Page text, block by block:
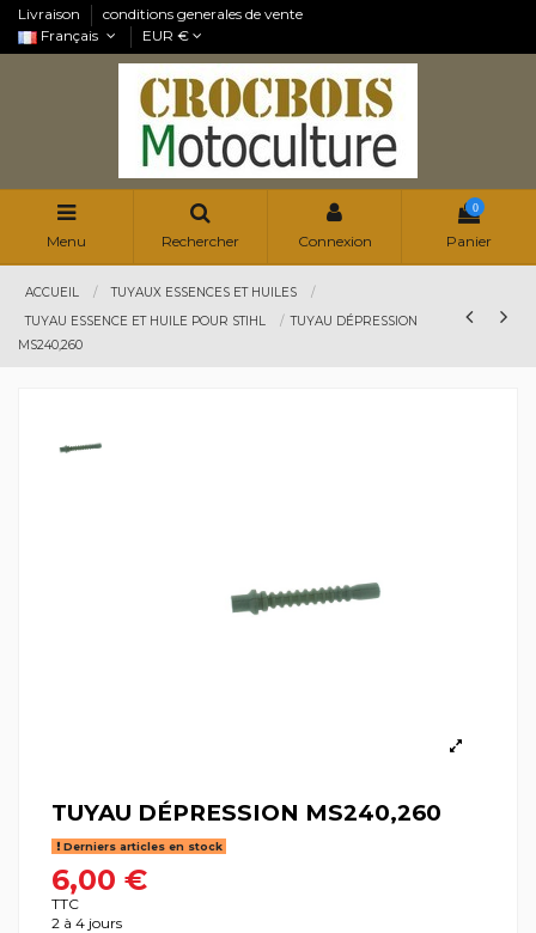
Livraison
conditions generales de vente
Français
EUR €
Menu Rechercher Connexion
0
Panier
ACCUEIL
TUYAUX ESSENCES ET HUILES
TUYAU ESSENCE ET HUILE POUR STIHL
TUYAU DÉPRESSION
MS240,260
TUYAU DÉPRESSION MS240,260
Derniers articles en stock
6,00 €
TTC
2 à 4 jours